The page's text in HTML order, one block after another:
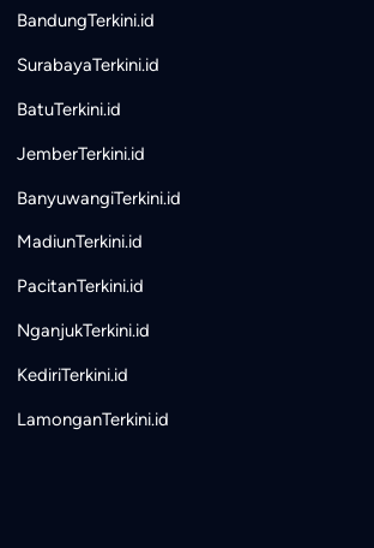
BandungTerkini.id
SurabayaTerkini.id
BatuTerkini.id
JemberTerkini.id
BanyuwangiTerkini.id
MadiunTerkini.id
PacitanTerkini.id
NganjukTerkini.id
KediriTerkini.id
LamonganTerkini.id